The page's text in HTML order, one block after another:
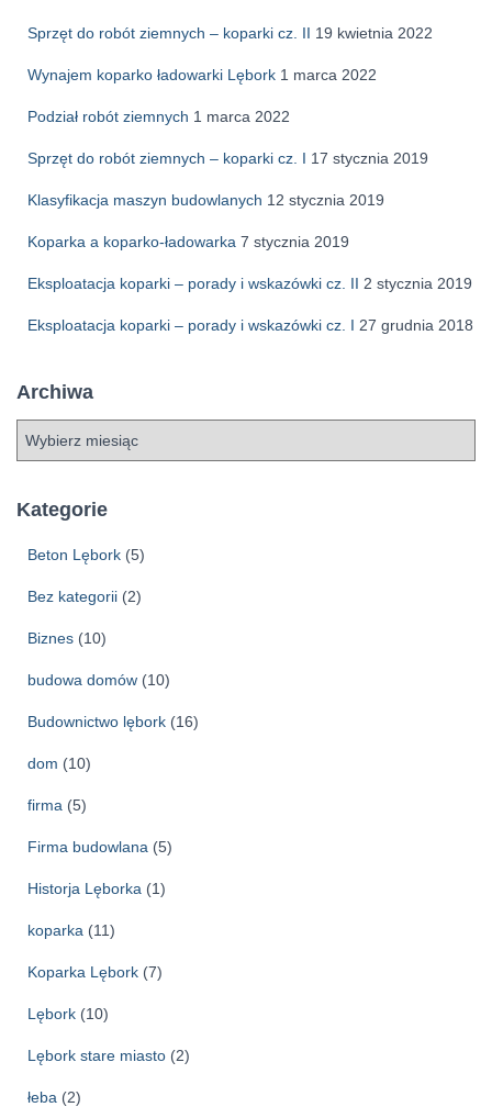
Sprzęt do robót ziemnych – koparki cz. II 19 kwietnia 2022
Wynajem koparko ładowarki Lębork 1 marca 2022
Podział robót ziemnych 1 marca 2022
Sprzęt do robót ziemnych – koparki cz. I 17 stycznia 2019
Klasyfikacja maszyn budowlanych 12 stycznia 2019
Koparka a koparko-ładowarka 7 stycznia 2019
Eksploatacja koparki – porady i wskazówki cz. II 2 stycznia 2019
Eksploatacja koparki – porady i wskazówki cz. I 27 grudnia 2018
Archiwa
h
Kategorie
Beton Lębork (5)
Bez kategorii (2)
Biznes (10)
budowa domów (10)
Budownictwo lębork (16)
dom (10)
firma (5)
Firma budowlana (5)
Historja Lęborka (1)
koparka (11)
Koparka Lębork (7)
Lębork (10)
Lębork stare miasto (2)
łeba (2)